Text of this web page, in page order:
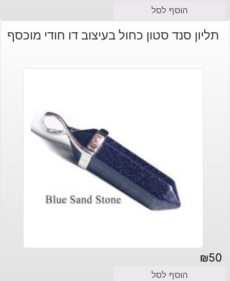
הוסף לסל
תליון סנד סטון כחול בעיצוב דו חודי מוכסף
₪50
הוסף לסל